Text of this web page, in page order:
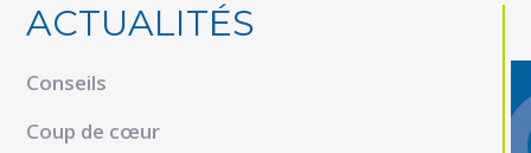
ACTUALITÉS
Conseils
Coup de cœur